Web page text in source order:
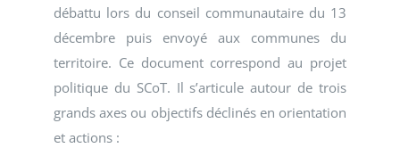
débattu lors du conseil communautaire du 13
décembre puis envoyé aux communes du
territoire. Ce document correspond au projet
politique du SCoT. Il s’articule autour de trois
grands axes ou objectifs déclinés en orientation
et actions :